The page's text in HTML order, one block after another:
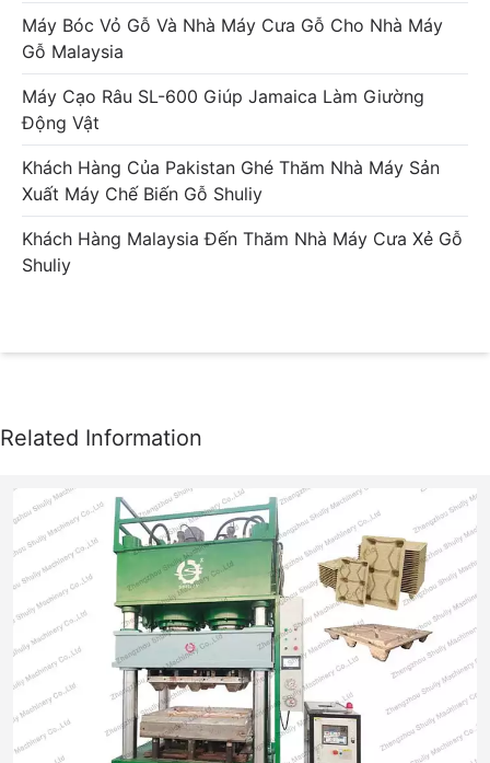
Máy Bóc Vỏ Gỗ Và Nhà Máy Cưa Gỗ Cho Nhà Máy
Gỗ Malaysia
Máy Cạo Râu SL-600 Giúp Jamaica Làm Giường
Động Vật
Khách Hàng Của Pakistan Ghé Thăm Nhà Máy Sản
Xuất Máy Chế Biến Gỗ Shuliy
Khách Hàng Malaysia Đến Thăm Nhà Máy Cưa Xẻ Gỗ
Shuliy